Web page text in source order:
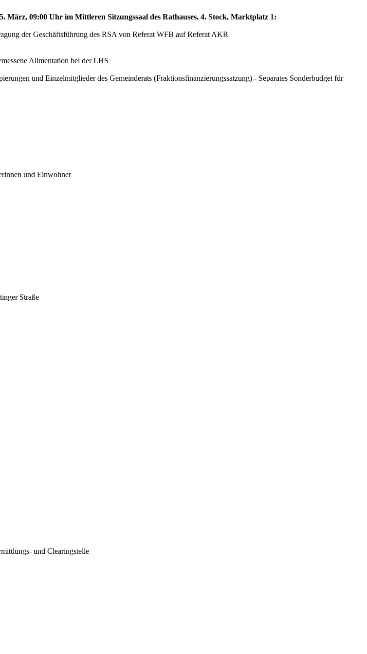
März, 09:00 Uhr im Mittleren Sitzungssaal des Rathauses, 4. Stock, Marktplatz 1:
der Geschäftsführung des RSA von Referat WFB auf Referat AKR
Alimentation bei der LHS
und Einzelmitglieder des Gemeinderats (Fraktionsfinanzierungssatzung) - Separates Sonderbudget für
und Einwohner
Straße
und Clearingstelle